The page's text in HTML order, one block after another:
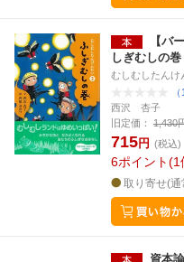
【バ
しぎむしの巻
むしむしたんけ
西沢 杏子
旧定価：
1,430
715円 (税込)
6ポイント 1
取り寄せ(
資本